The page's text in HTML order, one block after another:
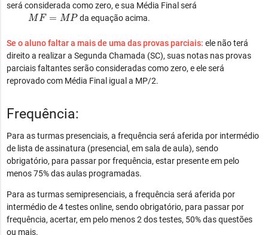
será considerada como zero, e sua Média Final será
MF = MP
MF= P da equação acima.
Se o aluno faltar a mais de uma das provas parciais:ele não terá
direito a realizar a Segunda Chamada (SC), suas notas nas provas
parciais faltantes serão consideradas como zero, e ele será
reprovado com Média Final igual a MP/2.
Frequência:
Para as turmas presenciais, a frequência será aferida por intermédio
de lista de assinatura (presencial, em sala de aula), sendo
obrigatório, para passar por frequência, estar presente em pelo
menos 75% das aulas programadas.
Para as turmas semipresenciais, a frequência será aferida por
intermédio de 4 testes online, sendo obrigatório, para passar por
frequência, acertar, em pelo menos 2 dos testes, 50% das questões
ou mais.